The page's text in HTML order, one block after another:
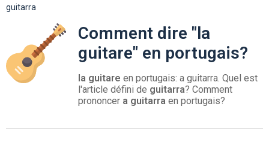
guitarra
Comment dire "la
guitare" en portugais?
la guitare en portugais: a guitarra. Quel est
l'article défini de guitarra? Comment
prononcer a guitarra en portugais?